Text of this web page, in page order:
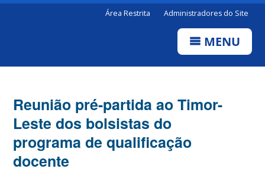
Área Restrita Administradores do Site
MENU
Reunião pré-partida ao Timor-
Leste dos bolsistas do
programa de qualificação
docente